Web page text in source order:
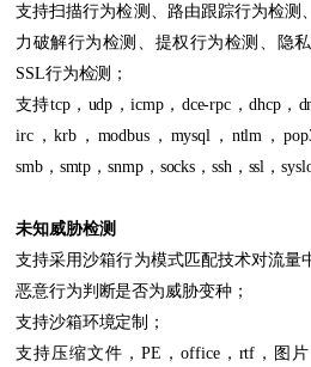
支持扫描行为检测、路由跟踪行为检测
力破解行为检测、提权行为检测、隐
SSL行为检测；
支持tcp，udp，icmp，dce-rpc，dhcp，
irc，krb，modbus，mysql，ntlm，
smb，smtp，snmp，socks，ssh，ssl，
未知威胁检测
支持采用沙箱行为模式匹配技术对流量
恶意行为判断是否为威胁变种；
支持沙箱环境定制；
支持压缩文件，PE，office，rtf，图片